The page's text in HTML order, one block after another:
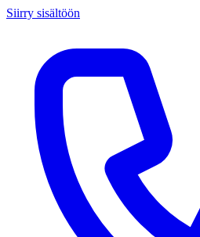
Siirry sisältöön